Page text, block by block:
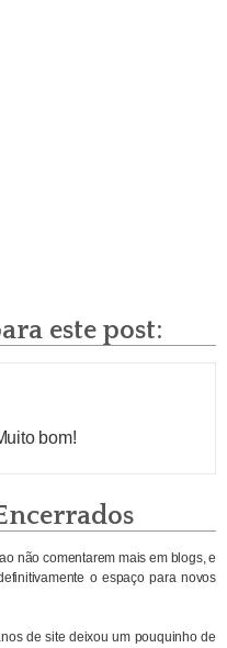
este post:
bom!
não comentarem mais em blogs, e
o espaço para novos
de site deixou um pouquinho de